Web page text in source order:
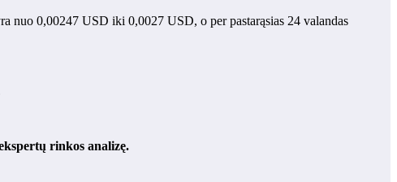
nuo 0,00247 USD iki 0,0027 USD, o per pastarąsias 24 valandas
rinkos analizę.